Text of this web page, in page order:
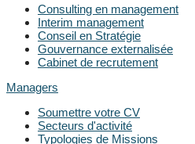
Consulting en management
Interim management
Conseil en Stratégie
Gouvernance externalisée
Cabinet de recrutement
Managers
Soumettre votre CV
Secteurs d'activité
Typologies de Missions